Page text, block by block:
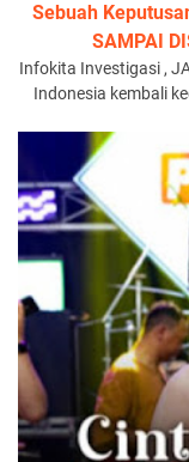
Sebuah
SAMPAI
Infokita Investigasi ,
Indonesia kembali